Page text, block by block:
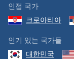
인접 국가
크로아티아
인기 있는 국가들
대한민국